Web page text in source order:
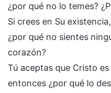
¿por qué no lo temes?
Si crees en Su existencia,
¿por qué no sientes
corazón?
Tú aceptas que Cristo
entonces ¿por qué lo